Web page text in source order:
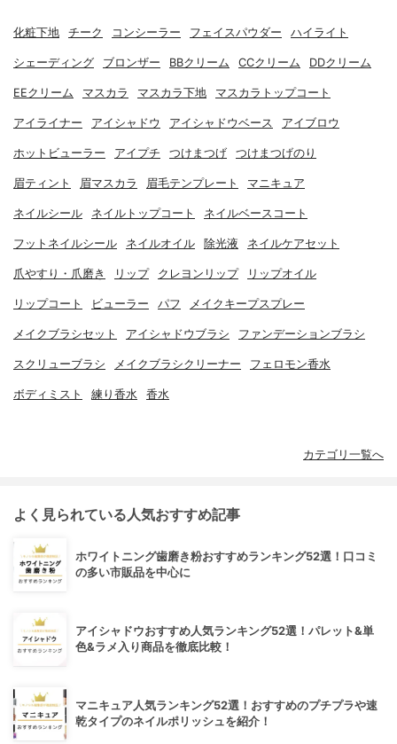
化粧下地 チーク コンシーラー フェイスパウダー ハイライト
シェーディング ブロンザー BBクリーム CCクリーム DDクリーム
EEクリーム マスカラ マスカラ下地 マスカラトップコート
アイライナー アイシャドウ アイシャドウベース アイブロウ
ホットビューラー アイプチ つけまつげ つけまつげのり
眉ティント 眉マスカラ 眉毛テンプレート マニキュア
ネイルシール ネイルトップコート ネイルベースコート
フットネイルシール ネイルオイル 除光液 ネイルケアセット
爪やすり・爪磨き リップ クレヨンリップ リップオイル
リップコート ビューラー パフ メイクキープスプレー
メイクブラシセット アイシャドウブラシ ファンデーションブラシ
スクリューブラシ メイクブラシクリーナー フェロモン香水
ボディミスト 練り香水 香水
カテゴリ一覧へ
よく見られている人気おすすめ記事
ホワイトニング歯磨き粉おすすめランキング52選！口コミ
の多い市販品を中心に
アイシャドウおすすめ人気ランキング52選！パレット&単
色&ラメ入り商品を徹底比較！
マニキュア人気ランキング52選！おすすめのプチプラや速
乾タイプのネイルポリッシュを紹介！